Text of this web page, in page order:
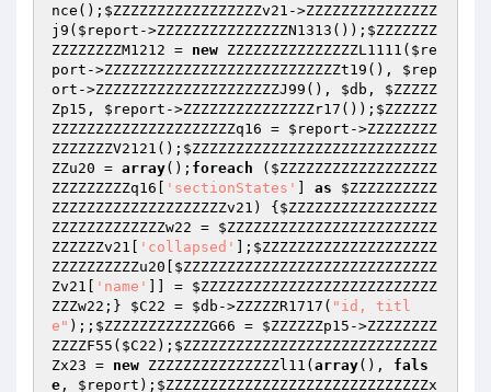
nce(); $ZZZZZZZZZZZZZZZZZv21 ->ZZZZZZZZZZZZZZZ
j9( $report ->ZZZZZZZZZZZZZZZN1313()); $ZZZZZZZ
ZZZZZZZZM1212 = new ZZZZZZZZZZZZZZZL1111( $re
port ->ZZZZZZZZZZZZZZZZZZZZZZZZZZZt19(), $rep
ort ->ZZZZZZZZZZZZZZZZZZZZZJ99(), $db , $ZZZZZ
Zp15 , $report ->ZZZZZZZZZZZZZZZr17()); $ZZZZZZ
ZZZZZZZZZZZZZZZZZZZZZq16 = $report ->ZZZZZZZZ
ZZZZZZZV2121(); $ZZZZZZZZZZZZZZZZZZZZZZZZZZZZ
ZZu20 = array(); foreach ( $ZZZZZZZZZZZZZZZZZZ
ZZZZZZZZZq16
'sectionStates' as
$ZZZZZZZZZZ
ZZZZZZZZZZZZZZZZZZZZv21 ) { $ZZZZZZZZZZZZZZZZZ
ZZZZZZZZZZZZZw22 = $ZZZZZZZZZZZZZZZZZZZZZZZZ
ZZZZZZv21
'collapsed' ]; $ZZZZZZZZZZZZZZZZZZZZ
ZZZZZZZZZZu20
$ZZZZZZZZZZZZZZZZZZZZZZZZZZZZZ
Zv21
'name' ]] = $ZZZZZZZZZZZZZZZZZZZZZZZZZZZ
ZZZw22 ;} $C22 = $db ->ZZZZZR1717( "id, titl
e" );; $ZZZZZZZZZZZZG66 = $ZZZZZZp15 ->ZZZZZZZZ
ZZZZF55( $C22 ); $ZZZZZZZZZZZZZZZZZZZZZZZZZZZZZ
Zx23 = new ZZZZZZZZZZZZZZZl11( array(), fals
e , $report ); $ZZZZZZZZZZZZZZZZZZZZZZZZZZZZZZx